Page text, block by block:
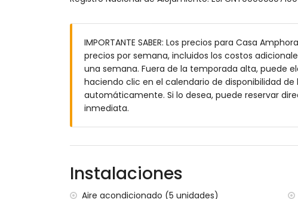
parcela grande y cerrada
2 terrazas cubiertas
barbacoa
zona de estar exterior y zona de comedor
3 plazas de aparcamiento privadas
Más información
pueblo más cercano: Jávea (a menos de 3
puerto más cercano: Aduanas del Mar (a
parque más cercano: Montgó, Jávea (a menos
aeropuerto más cercano: Alicante (a menos de
IMPORTANTE SABER: Los precios para Casa
precios por semana, incluidos los costos
una semana. Fuera de la temporada alta, puede
haciendo clic en el calendario de disponibilidad
automáticamente. Si lo desea, puede reservar
inmediata.
Instalaciones
Aire acondicionado (5 unidades)